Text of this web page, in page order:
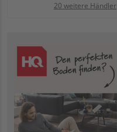
20 weitere Händler